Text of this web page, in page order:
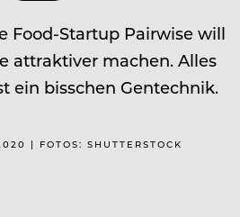
Food-Startup Pairwise will
attraktiver machen. Alles
ein bisschen Gentechnik.
| FOTOS: SHUTTERSTOCK